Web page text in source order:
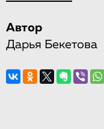
Автор
Дарья Бекетова